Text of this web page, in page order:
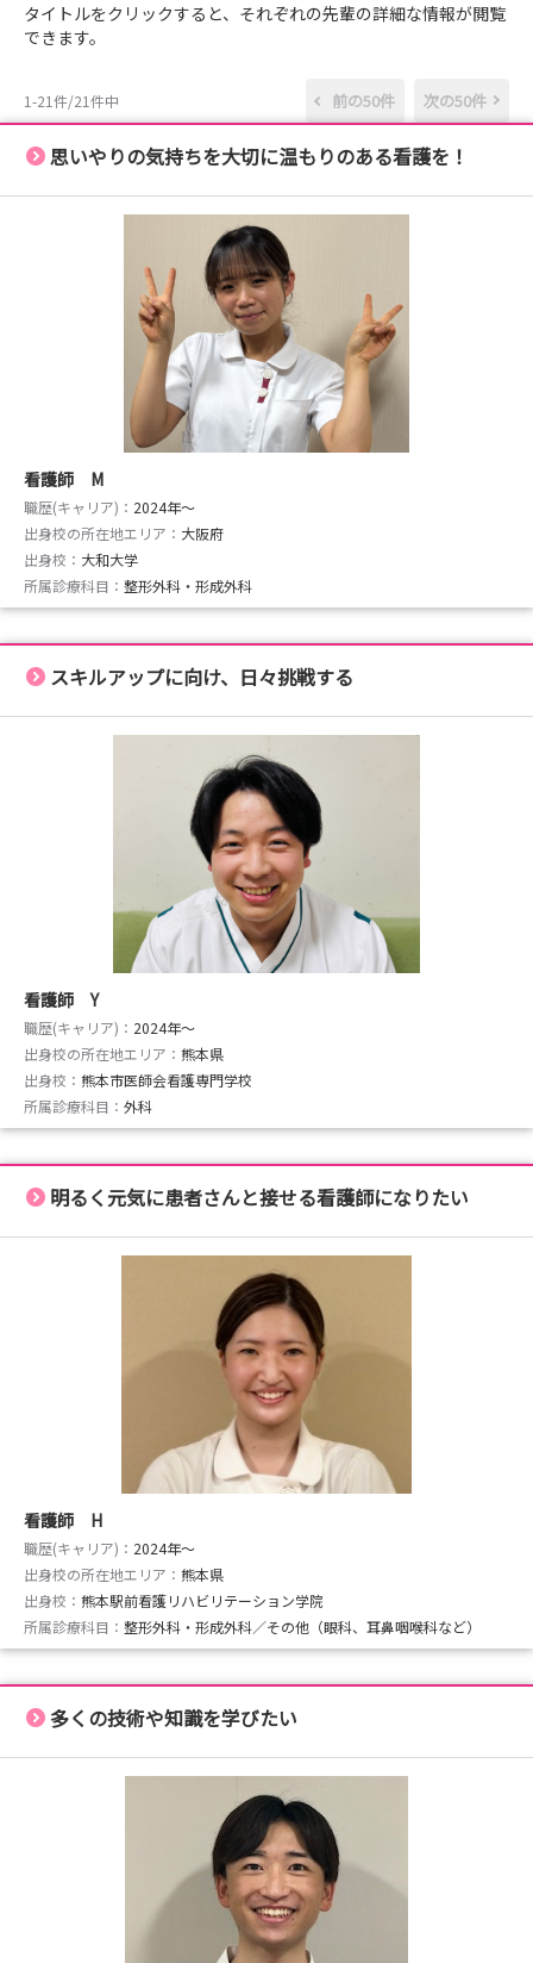
令和９年3月12日（金）病院見学 熊本医療センター 受
付期間：令和９年2月1日（月）～2月19日（金）
救急医療1日体験
令和８年7月1日（水）-7月15日（水）
第2回:令和８年8月6日 （木） 10：00-15：35 受付期
間：令和８年7月1日（水）-7月15日（水）
第3回:令和９年2月10日 （水） 10：00-15：35 受付期
間：令和９年1月1日（金）-1月13日（水）
がん看護体験
令和８年8月7日（金）13:30～16:15 受付期間：令和８
年7月1日（水）-7月15日（水）
ジよりお願いいたします。
皆さまのご参加を心よりお待ちしております。
※受付期間開始後にお申し込み可能となります。
※救急1日体験およびがん看護体験は、応募多数の場合、
人数調整を行う場合がありますのでご了承ください。
タイトルをクリックすると、それぞれの先輩の詳細な情報が閲覧
できます。
1-21件/21件中 前の50件 次の50件
思いやりの気持ちを大切に温もりのある看護を！
看護師 M
職歴(キャリア)： 2024年〜
出身校の所在地エリア： 大阪府
出身校： 大和大学
所属診療科目： 整形外科・形成外科
スキルアップに向け、日々挑戦する
看護師 Y
職歴(キャリア)： 2024年〜
出身校の所在地エリア： 熊本県
出身校： 熊本市医師会看護専門学校
所属診療科目： 外科
明るく元気に患者さんと接せる看護師になりたい
看護師 H
職歴(キャリア)： 2024年〜
出身校の所在地エリア： 熊本県
出身校： 熊本駅前看護リハビリテーション学院
所属診療科目： 整形外科・形成外科／その他（眼科、耳鼻咽喉科など）
多くの技術や知識を学びたい